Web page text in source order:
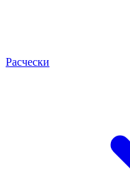
Расчески